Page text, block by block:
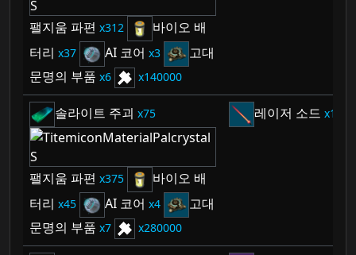
팰지움 파편 312
바이오 배
터리
37 AI 코어 3
고대
문명의 부품
6 140000
솔라이트 주괴 75
팰지움 파편 375
바이오 배
터리
45 AI 코어 4
고대
문명의 부품
7 280000
레이저 소드 1